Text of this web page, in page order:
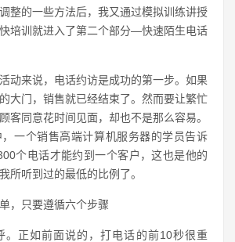
整的一些方法后，我又通过模拟训练讲授
培训就进入了第二个部分—快速陌生电话
动来说，电话约访是成功的第一步。如果
大门，销售就已经结束了。然而要让繁忙
客同意花时间见面，却也不是那么容易。
一个销售高端计算机服务器的学员告诉
个电话才能约到一个客户，这也是他的
所听到过的最低的比例了。
，只要遵循六个步骤
。正如前面说的，打电话的前10秒很重